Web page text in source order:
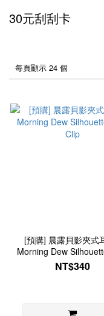
30元刮刮卡
每頁顯示 24 個
[預購] 晨露貝影夾式
Morning Dew
Clip
NT$340